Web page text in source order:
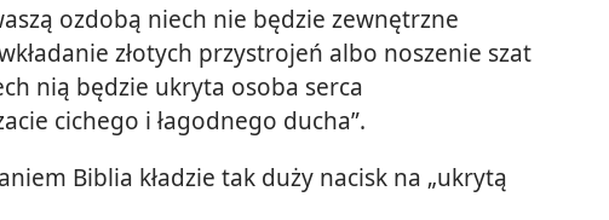
ozdobą niech nie będzie zewnętrzne
złotych przystrojeń albo noszenie szat
nią będzie ukryta osoba serca
cichego i łagodnego ducha”.
Biblia kładzie tak duży nacisk na „ukrytą